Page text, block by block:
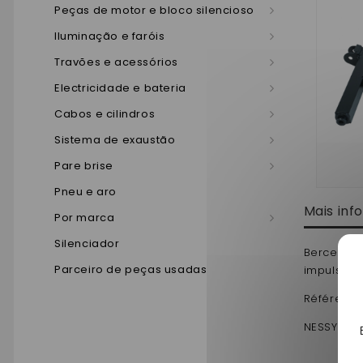
Peças de motor e bloco silencioso
Iluminação e faróis
Travões e acessórios
Electricidade e bateria
Cabos e cilindros
Sistema de exaustão
Pare brise
Pneu e aro
Por marca
Silenciador
Parceiro de peças usadas
Mais
Berceau